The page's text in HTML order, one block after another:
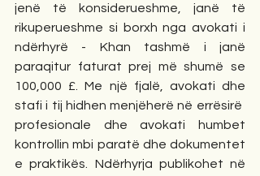
jenë të konsiderueshme, janë të
rikuperueshme si borxh nga avokati i
ndërhyrë - Khan tashmë i janë
paraqitur faturat prej më shumë se
100,000 £. Me një fjalë, avokati dhe
stafi i tij hidhen menjëherë në errësirë ​​
profesionale dhe avokati humbet
kontrollin mbi paratë dhe dokumentet
e praktikës. Ndërhyrja publikohet në